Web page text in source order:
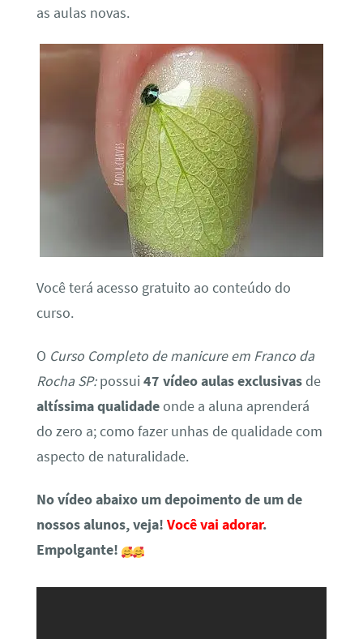
as aulas novas.
Você terá acesso gratuito ao conteúdo do
curso.
O Curso Completo de manicure em Franco da
Rocha SP:possui 47 vídeo aulas exclusivasde
altíssima qualidadeonde a aluna aprenderá
do zero a; como fazer unhas de qualidade com
aspecto de naturalidade.
No vídeo abaixo um depoimento de um de
nossos alunos, veja! Você vai adorar.
Empolgante!